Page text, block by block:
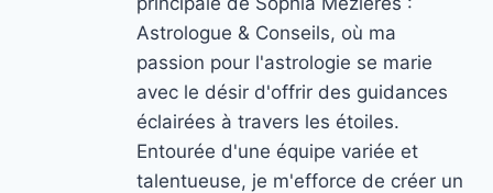
Astrologue & Conseils, où ma
passion pour l'astrologie se marie
avec le désir d'offrir des guidances
éclairées à travers les étoiles.
Entourée d'une équipe variée et
talentueuse, je m'efforce de créer un